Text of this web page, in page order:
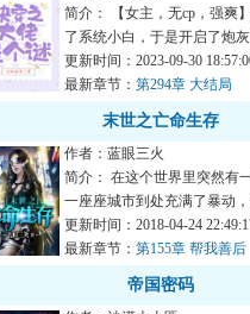
简介： 【女主，无cp，强爽
了系统小白，于是开启了炮灰
更新时间：2023-09-30
最新章节： 第294章 大结局
末世之亡命生存
作者：蓝眼三火
简介： 在这个世界里突然有
一座座城市到处充满了暴动
导致了交通瘫痪...
更新时间：2018-04-24
最新章节： 第155章 帮我善后
帝国密码